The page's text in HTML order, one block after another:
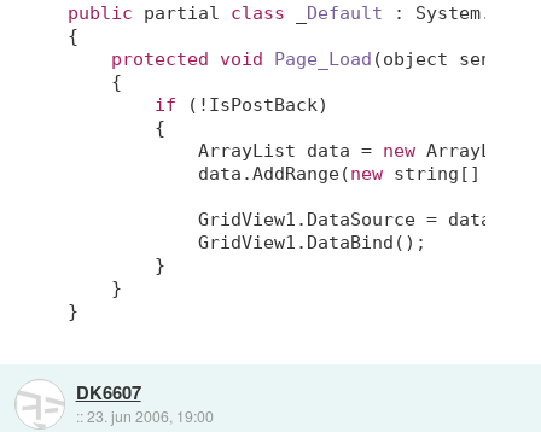
public partial class Default :
{
protected
void Page_Load (object sender,
{
if (!IsPostBack)
        {
            ArrayList data =
new
            data.AddRange(
new string [] {
            GridView1.DataSource = data;
            GridView1.DataBind();
        }
    }
DK6607
::23. jun 2006, 19:00